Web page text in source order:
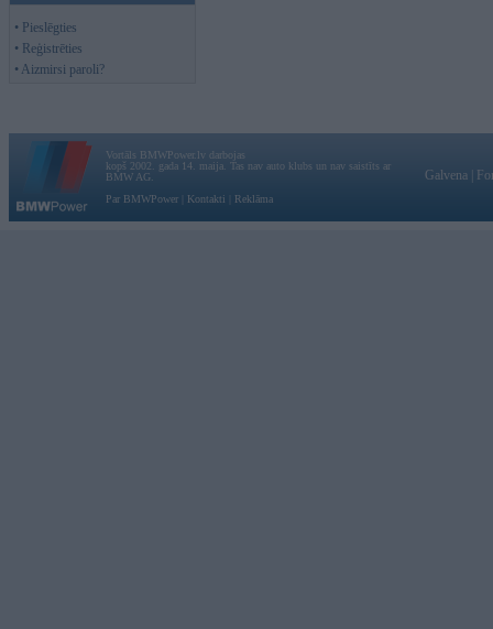
• Pieslēgties
• Reģistrēties
• Aizmirsi paroli?
Vortāls BMWPower.lv darbojas
kopš 2002. gada 14. maija. Tas nav auto klubs un nav saistīts ar
BMW AG.
Par BMWPower
Kontakti Reklāma
Galvena